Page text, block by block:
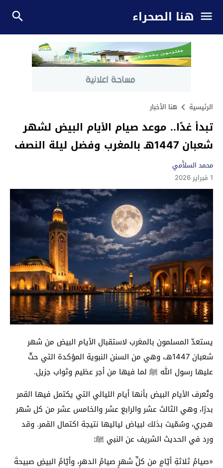
هنا الصحراء
الرئيسية هنا الأخبار
تبدأ غدًا.. موعد صيام الأيام البيض لشهر
شعبان 1447هـ بالمغرب وفضل ليلة النصف
محمد السلاَّمي
1 فبراير 2026
يستعدّ المسلمون بالمغرب لاستقبال الأيام البيض من شهر
شعبان 1447هـ، وهي من السنن النبوية المؤكدة التي حثّ
عليها رسول الله ﷺ لما فيها من أجر عظيم وثواب جزيل.
وتُعرف الأيام البيض بأنها أيام الليالي التي يكتمل فيها القمر
بدرًا، وهي الثالث عشر والرابع عشر والخامس عشر من كل شهر
هجري، وسُمّيت بذلك لبياض لياليها نتيجة اكتمال القمر. وقد
ورد في الحديث الشريف عن النبي ﷺ:
«صيامُ ثلاثةِ أيّامٍ من كلِّ شهرٍ صيامُ الدهرِ، وأيّامُ البيضِ صبيحةَ